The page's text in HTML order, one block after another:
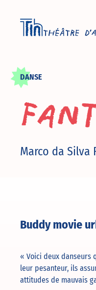
THÉÂTRE
DANSE
Marco da Silva
Buddy movie
« Voici deux danseurs
leur pesanteur, ils
attitudes de mauvais